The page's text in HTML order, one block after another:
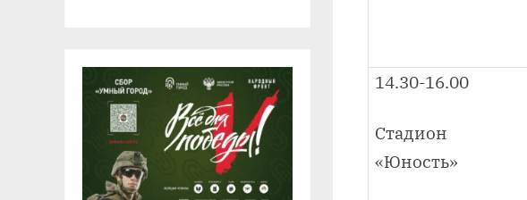
14.30-16.00
Стадион
«Юность»